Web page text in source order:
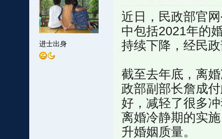
进士出身
近日，民政部官
中包括2021年的
持续下降，经民
截至去年底，离
政部副部长詹成
好，减轻了很多
离婚冷静期的实
升婚姻质量。